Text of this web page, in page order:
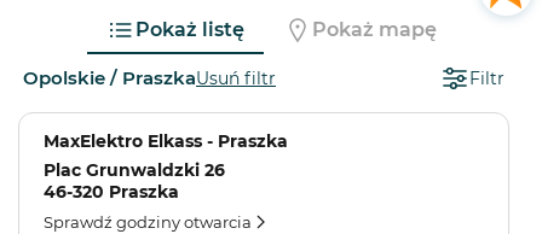
Pokaż listę Pokaż mapę
Opolskie / PraszkaUsuń filtr Filtr
MaxElektro Elkass - Praszka
Plac Grunwaldzki 26
46-320 Praszka
Sprawdź godziny otwarcia